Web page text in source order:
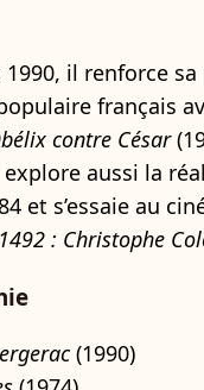
1990, il renforce
français
contre César
aussi la
et s’essaie au
1492 : Christophe
(1990)